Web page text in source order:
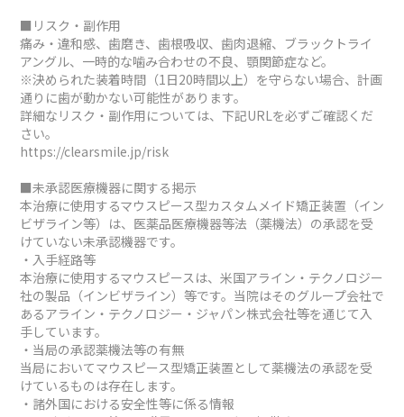
■リスク・副作用
痛み・違和感、歯磨き、歯根吸収、歯肉退縮、ブラックトライ
アングル、一時的な噛み合わせの不良、顎関節症など。
※決められた装着時間（1日20時間以上）を守らない場合、計画
通りに歯が動かない可能性があります。
詳細なリスク・副作用については、下記URLを必ずご確認くだ
さい。
https://clearsmile.jp/risk
■未承認医療機器に関する掲示
本治療に使用するマウスピース型カスタムメイド矯正装置（イン
ビザライン等）は、医薬品医療機器等法（薬機法）の承認を受
けていない未承認機器です。
・入手経路等
本治療に使用するマウスピースは、米国アライン・テクノロジー
社の製品（インビザライン）等です。当院はそのグループ会社で
あるアライン・テクノロジー・ジャパン株式会社等を通じて入
手しています。
・当局の承認薬機法等の有無
当局においてマウスピース型矯正装置として薬機法の承認を受
けているものは存在します。
・諸外国における安全性等に係る情報